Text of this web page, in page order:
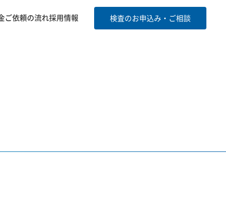
ご依頼の流れ採用情報 検査のお申込み・ご相談